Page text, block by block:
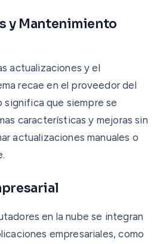
y Mantenimiento
actualizaciones y el
recae en el proveedor del
significa que siempre se
características y mejoras sin
actualizaciones manuales o
en la nube se integran
empresariales, como